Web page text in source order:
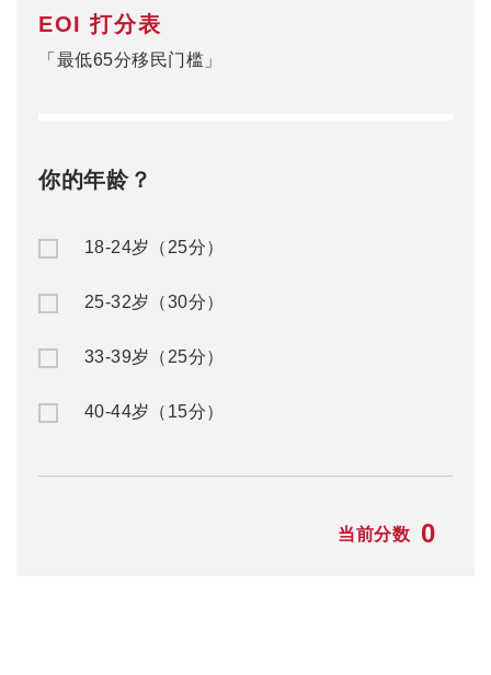
EOI 打分表
「最低65分移民门槛」
你的年龄？
18-24岁（25分）
25-32岁（30分）
33-39岁（25分）
40-44岁（15分）
当前分数 0